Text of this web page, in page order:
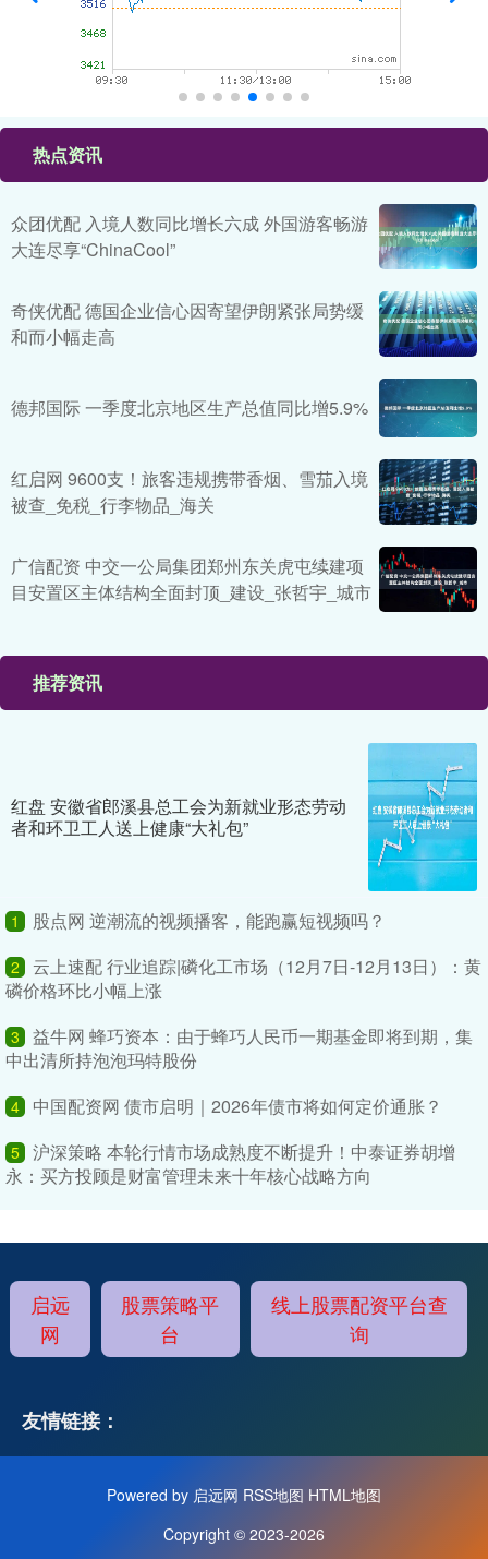
热点资讯
众团优配 入境人数同比增长六成 外国游客畅游
大连尽享“ChinaCool”
奇侠优配 德国企业信心因寄望伊朗紧张局势缓
和而小幅走高
德邦国际 一季度北京地区生产总值同比增5.9%
红启网 9600支！旅客违规携带香烟、雪茄入境
被查_免税_行李物品_海关
广信配资 中交一公局集团郑州东关虎屯续建项
目安置区主体结构全面封顶_建设_张哲宇_城市
推荐资讯
红盘 安徽省郎溪县总工会为新就业形态劳动
者和环卫工人送上健康“大礼包”
1 股点网 逆潮流的视频播客，能跑赢短视频吗？
2
云上速配 行业追踪|磷化工市场（12月7日-12月13日）：黄
磷价格环比小幅上涨
3
益牛网 蜂巧资本：由于蜂巧人民币一期基金即将到期，集
中出清所持泡泡玛特股份
4 中国配资网 债市启明｜2026年债市将如何定价通胀？
5 沪深策略 本轮行情市场成熟度不断提升！中泰证券胡增
永：买方投顾是财富管理未来十年核心战略方向
启远
网
股票策略平
台
线上股票配资平台查
询
友情链接：
Powered by 启远网 RSS地图 HTML地图
Copyright © 2023-2026